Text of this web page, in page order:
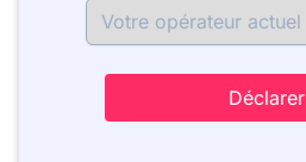
Déclarer